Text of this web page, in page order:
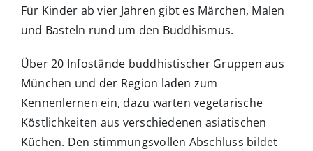
Für Kinder ab vier Jahren gibt es Märchen, Malen
und Basteln rund um den Buddhismus.
Über 20 Infostände buddhistischer Gruppen aus
München und der Region laden zum
Kennenlernen ein, dazu warten vegetarische
Köstlichkeiten aus verschiedenen asiatischen
Küchen. Den stimmungsvollen Abschluss bildet